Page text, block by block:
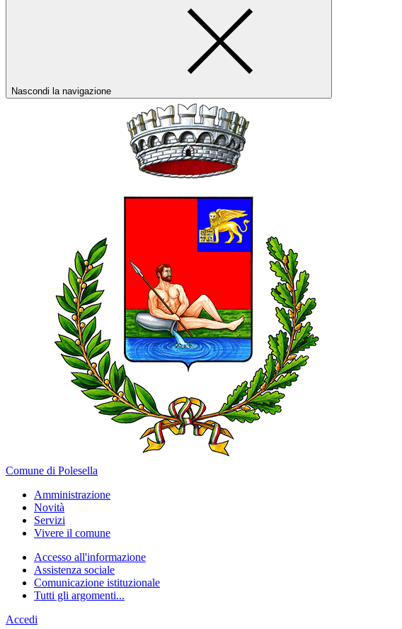
Nascondi la navigazione
Comune di Polesella
Amministrazione
Novità
Servizi
Vivere il comune
Accesso all'informazione
Assistenza sociale
Comunicazione istituzionale
Tutti gli argomenti...
Accedi